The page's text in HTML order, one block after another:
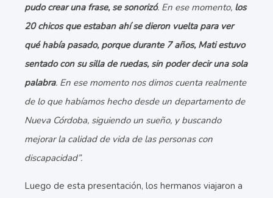
pudo crear una frase, se sonorizó. En ese momento, los
20 chicos que estaban ahí se dieron vuelta para ver
qué había pasado, porque durante 7 años, Mati estuvo
sentado con su silla de ruedas, sin poder decir una sola
palabra. En ese momento nos dimos cuenta realmente
de lo que habíamos hecho desde un departamento de
Nueva Córdoba, siguiendo un sueño, y buscando
mejorar la calidad de vida de las personas con
discapacidad”.
Luego de esta presentación, los hermanos viajaron a